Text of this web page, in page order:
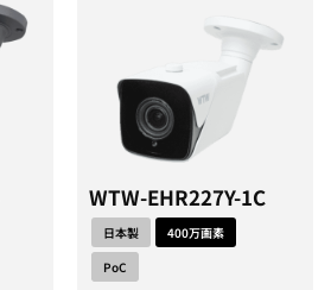
WTW-EHR227Y-1C
日本製
400万画素
PoC